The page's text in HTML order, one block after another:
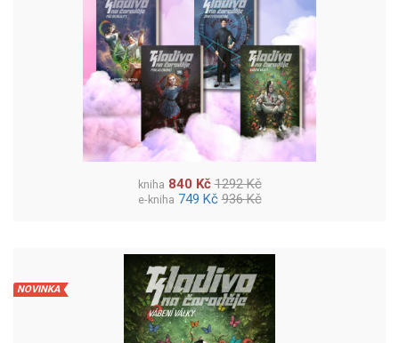
kniha 840 Kč 1292 Kč
e-kniha 749 Kč 936 Kč
NOVINKA